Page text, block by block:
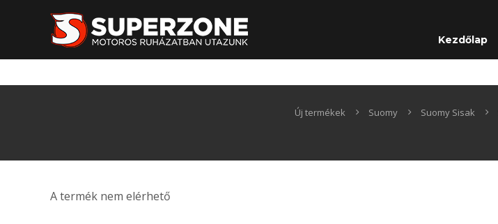
Kezdőlap
Új termékek Suomy Suomy Sisak
A termék nem elérhető